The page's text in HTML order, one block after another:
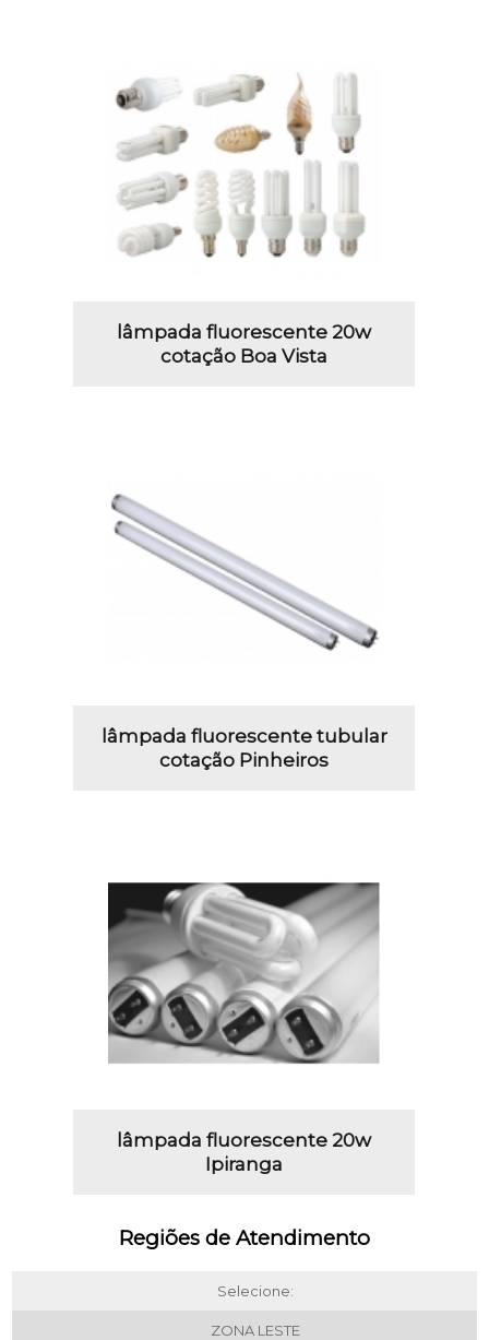
lâmpada fluorescente 20w
cotação Boa Vista
lâmpada fluorescente tubular
cotação Pinheiros
lâmpada fluorescente 20w
Ipiranga
Regiões de Atendimento
Selecione:
ZONA LESTE